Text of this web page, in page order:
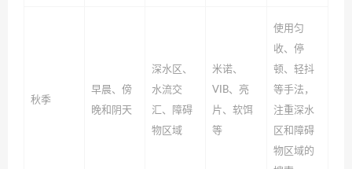
秋季
早晨、傍
晚和阴天
深水区、
水流交
汇、障碍
物区域
米诺、
VIB、亮
片、软饵
等
使用匀
收、停
顿、轻抖
等手法，
注重深水
区和障碍
物区域的